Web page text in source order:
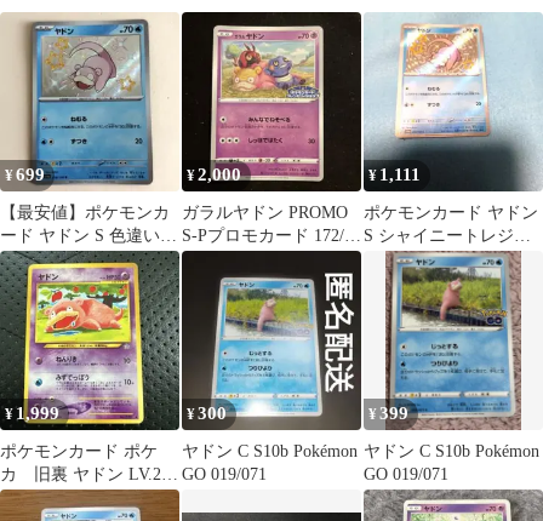
¥699
【最安値】ポケモンカ
ード ヤドン S 色違い
シャイニートレジャー
ex
¥2,000
ガラルヤドン PROMO
S-Pプロモカード 172/S-
P 希少 レア 美品
¥ 1,111
ポケモンカード ヤドン
S シャイニートレジャ
ーex
¥1,999
ポケモンカード ポケ
カ 旧裏 ヤドン LV.20
No.079 neo 金・銀
¥300
ヤドン C S10b Pokémon
GO 019/071
¥399
ヤドン C S10b Pokémon
GO 019/071